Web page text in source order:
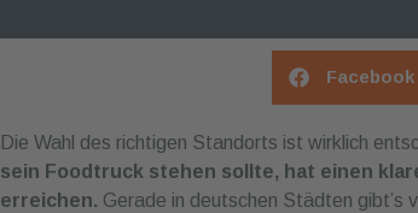
Facebook
Die Wahl des richtigen Standorts ist wirklich
sein Foodtruck stehen sollte, hat einen
erreichen. Gerade in deutschen Städten gibt’s